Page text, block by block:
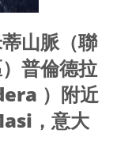
山脈（聯
普倫德拉
）附近
，意大